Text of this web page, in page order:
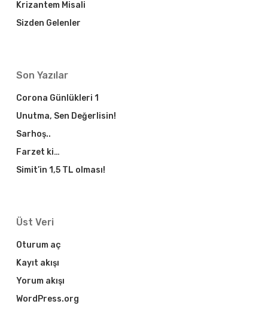
Krizantem Misali
Sizden Gelenler
Son Yazılar
Corona Günlükleri 1
Unutma, Sen Değerlisin!
Sarhoş..
Farzet ki…
Simit’in 1,5 TL olması!
Üst Veri
Oturum aç
Kayıt akışı
Yorum akışı
WordPress.org